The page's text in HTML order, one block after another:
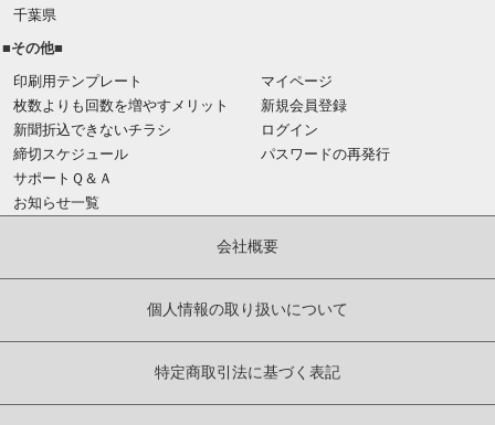
千葉県
■その他■
印刷用テンプレート
枚数よりも回数を増やすメリット
新聞折込できないチラシ
締切スケジュール
サポートＱ＆Ａ
お知らせ一覧
マイページ
新規会員登録
ログイン
パスワードの再発行
会社概要
個人情報の取り扱いについて
特定商取引法に基づく表記